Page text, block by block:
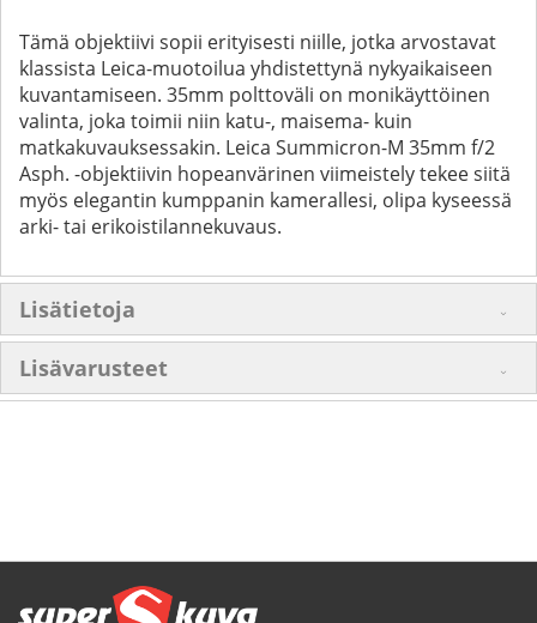
Tämä objektiivi sopii erityisesti niille, jotka arvostavat
klassista Leica-muotoilua yhdistettynä nykyaikaiseen
kuvantamiseen. 35mm polttoväli on monikäyttöinen
valinta, joka toimii niin katu-, maisema- kuin
matkakuvauksessakin. Leica Summicron-M 35mm f/2
Asph. -objektiivin hopeanvärinen viimeistely tekee siitä
myös elegantin kumppanin kamerallesi, olipa kyseessä
arki- tai erikoistilannekuvaus.
Lisätietoja
Lisävarusteet